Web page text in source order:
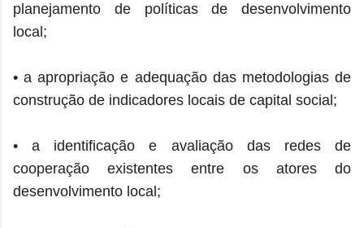
planejamento de políticas de desenvolvimento
local;
• a apropriação e adequação das metodologias de
construção de indicadores locais de capital social;
• a identificação e avaliação das redes de
cooperação existentes entre os atores do
desenvolvimento local;